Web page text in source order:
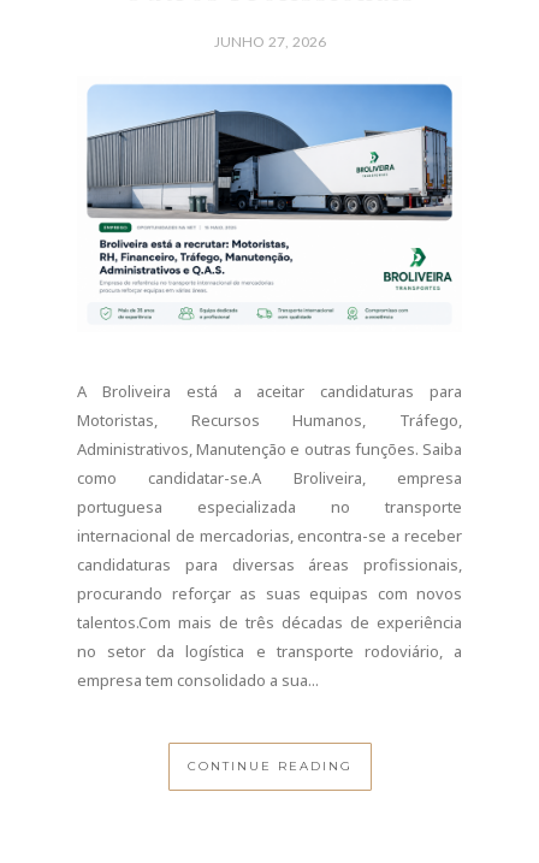
portuguesa especializada no transporte
procurando reforçar as suas equipas com novos
talentos.Com mais de três décadas de experiência
no setor da logística e transporte rodoviário, a
empresa tem consolidado a sua...
CONTINUE READING
0 COMMENTS SHARE:
ARTIGOS
ANTERIORES